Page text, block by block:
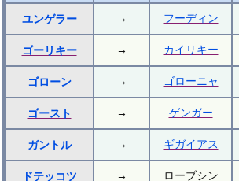
ユンゲラー → フーディン
ゴーリキー → カイリキー
ゴローン → ゴローニャ
ゴースト → ゲンガー
ガントル → ギガイアス
ドテッコツ → ローブシン